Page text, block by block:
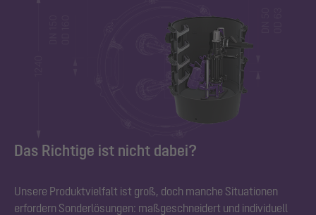
Das Richtige ist nicht dabei?
Unsere Produktvielfalt ist groß, doch manche Situationen
erfordern Sonderlösungen: maßgeschneidert und individuell